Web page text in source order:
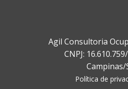
Agil Consultoria
CNPJ:
Campinas/
Política de